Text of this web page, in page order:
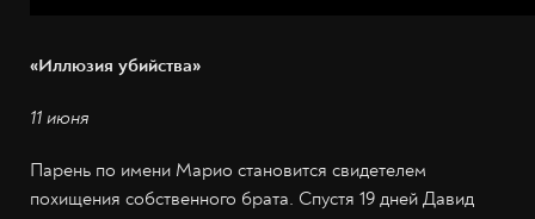
«Иллюзия убийства»
11 июня
Парень по имени Марио становится свидетелем
похищения собственного брата. Спустя 19 дней Давид